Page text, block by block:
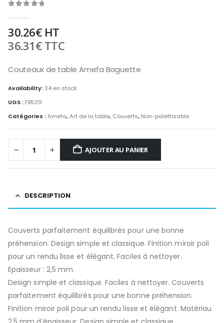
30.26€HT
36.31€TTC
Couteaux de table Amefa Baguette
Availability:34 en stock
UGS : FB529
Catégories :Amefa,Art de la table, Couverts, Non-palettisable
AJOUTER AU PANIER
DESCRIPTION
Couverts parfaitement équilibrés pour une bonne
préhension. Design simple et classique. Finition miroir poli
pour un rendu lisse et élégant. Faciles à nettoyer.
Epaisseur : 2,5 mm.
Design simple et classique. Faciles à nettoyer. Couverts
parfaitement équilibrés pour une bonne préhension.
Finition miroir poli pour un rendu lisse et élégant. Matériau